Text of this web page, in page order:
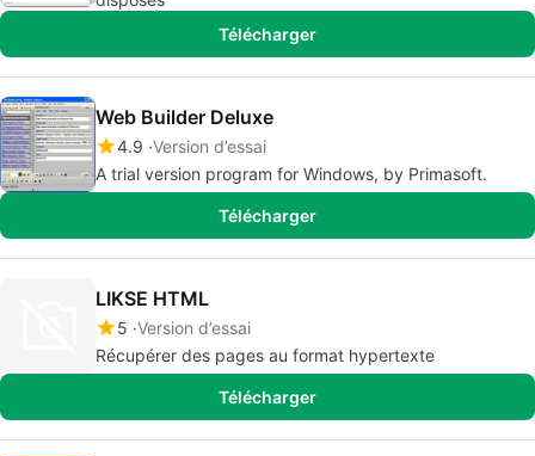
Télécharger
Web Builder Deluxe
4.9 Version d’essai
A trial version program for Windows, by Primasoft.
Télécharger
LIKSE HTML
5 Version d’essai
Récupérer des pages au format hypertexte
Télécharger